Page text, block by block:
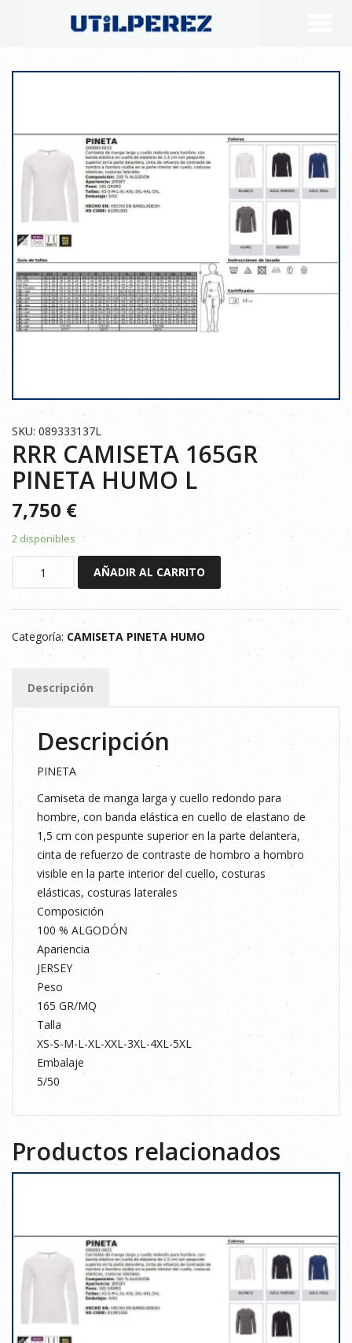
SKU: 089333137L
RRR CAMISETA 165GR
PINETA HUMO L
7,750 €
2 disponibles
165GR
PINETA
HUMO
AÑADIR AL CARRITO
Categoría: CAMISETA PINETA HUMO
Descripción
Descripción
PINETA
Camiseta de manga larga y cuello redondo para
hombre, con banda elástica en cuello de elastano de
1,5 cm con pespunte superior en la parte delantera,
cinta de refuerzo de contraste de hombro a hombro
visible en la parte interior del cuello, costuras
elásticas, costuras laterales
Composición
100 % ALGODÓN
Apariencia
JERSEY
Peso
165 GR/MQ
Talla
XS-S-M-L-XL-XXL-3XL-4XL-5XL
Embalaje
5/50
Productos relacionados